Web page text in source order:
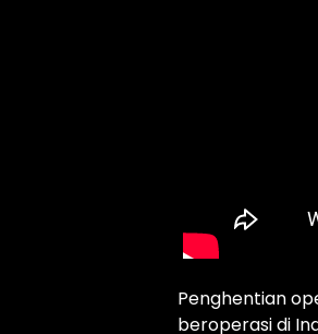
Penghentian
beroperasi di